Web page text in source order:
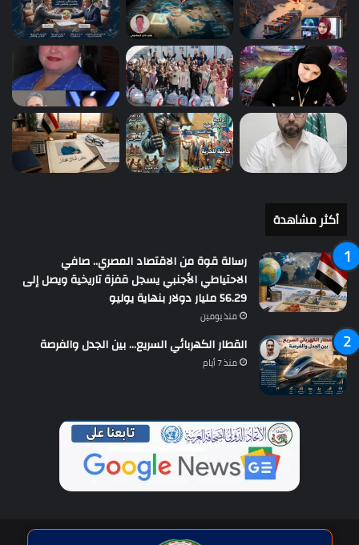
أكثر مشاهدة
رسالة قوة من الاقتصاد المصري.. صافي
الاحتياطي الأجنبي يسجل قفزة تاريخية ويصل إلى
56.29 مليار دولار بنهاية يوليو
منذ يومين
القطار الكهربائي السريع… بين الجدل والفرصة
منذ 7 أيام